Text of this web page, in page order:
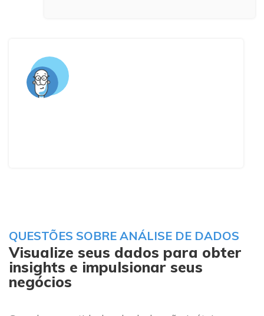
QUESTÕES SOBRE ANÁLISE DE DADOS
Visualize seus dados para obter
insights e impulsionar seus
negócios